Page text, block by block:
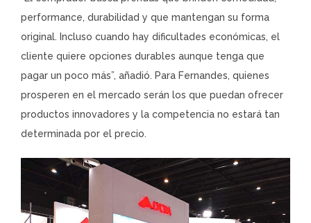
performance, durabilidad y que mantengan su forma
original. Incluso cuando hay dificultades económicas, el
cliente quiere opciones durables aunque tenga que
pagar un poco más”, añadió. Para Fernandes, quienes
prosperen en el mercado serán los que puedan ofrecer
productos innovadores y la competencia no estará tan
determinada por el precio.